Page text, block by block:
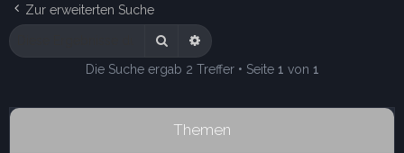
Zur erweiterten Suche
Suche Erweiterte Suche
Die Suche ergab 2 Treffer • Seite 1 von 1
Themen